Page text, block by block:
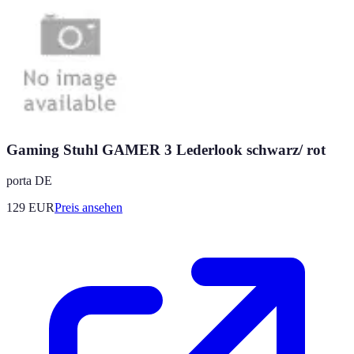
Gaming Stuhl GAMER 3 Lederlook schwarz/ rot
porta DE
129 EURPreis ansehen